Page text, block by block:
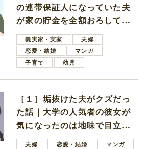
の連帯保証人になっていた夫
が家の貯金を全額おろしてほ
しいと言ってきた
義実家・実家
夫婦
恋愛・結婚
マンガ
子育て
幼児
［１］垢抜けた夫がクズだっ
た話｜大学の人気者の彼女が
気になったのは地味で目立た
ない男子学生
夫婦 恋愛・結婚
マンガ